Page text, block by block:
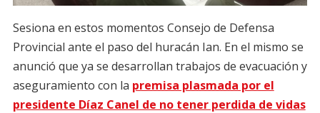
Sesiona en estos momentos Consejo de Defensa
Provincial ante el paso del huracán Ian. En el mismo se
anunció que ya se desarrollan trabajos de evacuación y
aseguramiento con la premisa plasmada por el
presidente Díaz Canel de no tener perdida de vidas